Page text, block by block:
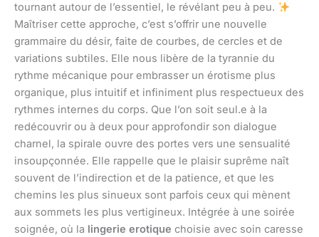
tournant autour de l’essentiel, le révélant peu à peu.
Maîtriser cette approche, c’est s’offrir une nouvelle
grammaire du désir, faite de courbes, de cercles et de
variations subtiles. Elle nous libère de la tyrannie du
rythme mécanique pour embrasser un érotisme plus
organique, plus intuitif et infiniment plus respectueux des
rythmes internes du corps. Que l’on soit seul.e à la
redécouvrir ou à deux pour approfondir son dialogue
charnel, la spirale ouvre des portes vers une sensualité
insoupçonnée. Elle rappelle que le plaisir suprême naît
souvent de l’indirection et de la patience, et que les
chemins les plus sinueux sont parfois ceux qui mènent
aux sommets les plus vertigineux. Intégrée à une soirée
soignée, où la lingerie erotique choisie avec soin caresse